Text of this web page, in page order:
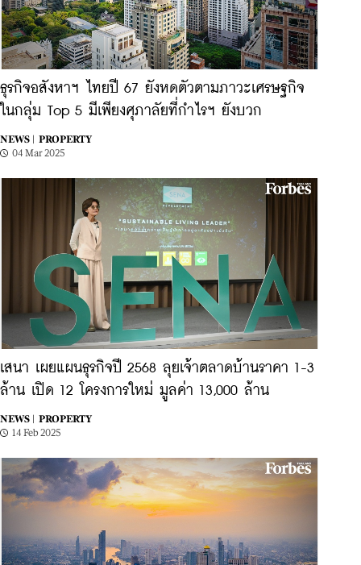
ธุรกิจอสังหาฯ ไทยปี 67 ยังหดตัวตามภาวะเศรษฐกิจ
ในกลุ่ม Top 5 มีเพียงศุภาลัยที่กำไรฯ ยังบวก
NEWS |
PROPERTY
04 Mar 2025
เสนา เผยแผนธุรกิจปี 2568 ลุยเจ้าตลาดบ้านราคา 1-3
ล้าน เปิด 12 โครงการใหม่ มูลค่า 13,000 ล้าน
NEWS |
PROPERTY
14 Feb 2025